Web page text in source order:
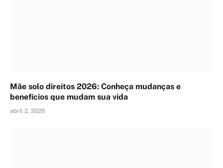
Mãe solo direitos 2026: Conheça mudanças e
benefícios que mudam sua vida
abril 2, 2026